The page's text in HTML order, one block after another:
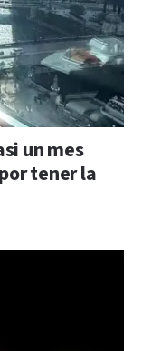
un mes
tener la